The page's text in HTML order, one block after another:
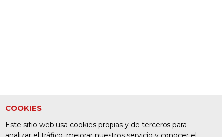
COOKIES
Este sitio web usa cookies propias y de terceros para
analizar el tráfico, mejorar nuestros servicio y conocer el